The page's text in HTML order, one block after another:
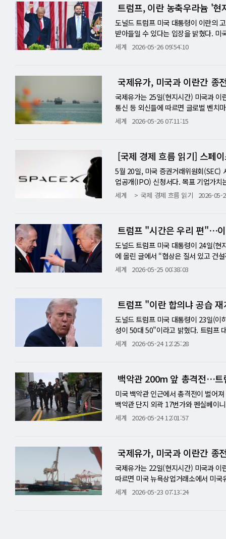
행동'이 외교 협상의 안전판이 될지,
하더라도, 이란이 이를 주권 침해와 휴
관리 가능한 수준으로 묶어둔다면, 종
시장이 동시에 교차하는 전장이다. 협
다. 호르무즈 해협의 긴장이 가라앉
이전 정상 수준의 약 10%에 불과하
을 통한 운송 차질로 글로벌 원유 시
0만배럴 감소했고 이달 말까지 누적
장이 여전히 "강력한 공급 부족 상태"
기술을 보호하는 경제안보 중심의 무
의견서는 중국을 직접 지목하지 않았
국을 겨냥한 것으로 읽힌다. 중국 정
유럽의 전략 산업을 압박하고 있다는
이다. 가장 눈에 띄는 대목은 무역 구
왜곡, 보조금, 덤핑 여부를 따지는 경
국가에 대한 공급망 의존도, 전략 산업
역을 국가안보의 연장선에서 다루는
호를 위해 미국식 대응을 참고해야
역적자 확대를 근거로 한 '중국 충격
하는 제품을 공급한 결과이지, 일방적
업 제품이 기여하고 있다는 점을 강조
럽 산업 경쟁력 약화의 원인이 중국
국식 대중 압박 체계에 본격적으로
벌 공급망을 훼손했다는 것이 중국의
역시 보복 조치에 나설 수 있다는 경고
이 있다. 유럽은 탄소중립 전환을 추진
값싼 중국산 제품은 단기적으로 소비
주장이다. 중국은 자신을 ‘유럽의 파
다. 협력과 보복 가능성을 동시에 내
용이 올라갈 수 있다. 그러나 그대로
급망 안보 사이의 균형을 찾아야 하는
능성이 크다. EU가 5개국의 제안을
에는 값싸고 좋은 제품을 공급하는
냐, 어느 국가에 공급망이 묶여 있느
더 이상 미국만의 노선이 아님을 보여
다. 원유를 실은 '이글 베로나'호 역시
과 이란의 종전 협상과 맞물린 점에 주
양해각서 체결 방안을 놓고 막판 조율
있다. [미니해설] 호르무즈 항로 재개
용에 따르면, 카타르를 출발한 LNG
'알 라이얀'호는 LNG 5만6000t을 싣
발 이후 처음이라는 점에서 주목된다.
검토해야 했다. 그런 상황에서 알 라
스탄으로 향했다는 것은 해협 통항 회
을 보여준다. 원유를 실은 '이글 베로
도착할 것으로 알려졌다. 중국은 세계
무즈 해협이 막히거나 통행 위험이 커
물류가 부분적으로 정상화될 수 있다
유사 재고 전략, 각국 물가 전망까지
미국과 이란은 60일간의 추가 휴전,
을 놓고 치열한 협상을 벌여온 것으로
상 물류의 회복일 가능성이 크다. 에너
도 일부 걷힐 수 있다. 이란 이슬람혁
있음을 시사한다. 한국에도 직접적
의 협의를 거쳐 처음으로 해협을 통
정유·석유화학·발전업계의 비용 구조
만 통항 재개 신호를 곧바로 정상화로
합의가 최종 서명되지 않았고, 이란
은 이미 움직이기 시작했다. 에너지
를 다시 지나기 시작했다는 사실은 미
보여준다.
트럼프, 이란 농축우라늄 '현
도널드 트럼프 미국 대통령이 이란의
받아들일 수 있다는 입장을 밝혔다. 미
처리 방식에서 트럼프 대통령이 유연
0% 우라늄은 무기급 기준인 90%에
호르무즈 해협 재개방과 적대행위 중
라늄 폐기 방식과 대이란 제재 완화 범
을 제안한 가운데, 이날 마코 루비오
협상의 성격을 바꿀 수 있는 신호로
게 밀어붙여 왔다. 이는 단순한 기술
적인 성과였기 때문이다. 그러나 트럼
반출해 폐기하는 방안뿐 아니라, 이란
아들일 수 있다고 밝힌 것이다. 외교
에서 국제사회가 예민하게 보는 대상
협을 낮추는 상징적 장치가 된다. 그
보인다. 미국과 이란은 호르무즈 해협
졌다. 호르무즈 해협은 세계 에너지 물
드는 요인이 된다. 실제로 협상 진전
단계적으로 압박하겠다는 구상이다.
란 핵 문제를 양보해서는 안 되는 안
폐기나 제3국 보관 방식은 검증 실패,
이 '이란 핵 저지'보다 '호르무즈 재개
소비자 물가와 금융시장에 직접적인
구가 될 수 있지만, 그 제3국이 러시
이란 핵물질 처리의 보증인으로 세우
제와 우크라이나 전쟁이 외교 무대에
런 국내외 부담을 의식한 행보로 볼 수
권의 관계 정상화 확대는 중동 질서를
이란에 시간을 벌어주는 조치로 비칠
점은 실질이다. 이란이 핵물질 폐기를
르무즈 해협 재개방과 제재 완화가 어
세계 2026-05-26 09:54:10
국제유가, 미국과 이란간 종
국제유가는 25일(현지시간) 미국과 이
통신 등 외신들에 따르면 글로벌 벤치
30달러를 마감됐다. 서부텍사스산중
타내고 있어 종전합의 전망이 불투명
돼 조만간 구체적인 내뇽을 발표할
두르지 않도록 협상대표단에 지시했
게 될지 여전히 불확실하다고 언급했
기합의를 의미하는 것은 아니다라고
특정 조건을 이행한 후에야 동결자산
고 있다. 한 이란 관리는 이날 워싱턴
제하고 호르무즈 해협에서 기뢰 제거
널리스트 필 플린은 "합의에는 이르지
지적했다. 반면 석유 시장 애널리스트
세계 2026-05-26 07:11:15
[국제 경제 흐름 읽기] 스페
5월 20일, 미국 증권거래위원회(SEC)
업공개(IPO) 신청서다. 목표 기업가
달러 기록을 2.5배 이상 뛰어넘는 인
는 것들, 그리고 그것을 의심하게 만
스X의 2025년 매출은 187억 달러다.
스X의 실질적인 현금 창출 엔진이다.
다. 그러나 손익 계산서를 보면 그림
026년에만 43억 달러의 손실이 발생
수도 있다." IPO 공시에서 자사의 흑
장 불편한 문장이다. 재무제표는 두
로 축적된 우주 발사 경쟁력이다. 다
이야기에 더 높은 값을 매길 것인지가
의 '총 주소 가능 시장(TAM)'을 285억
식 교환(all-stock) 방식으로 인수하
전 세계 위성망과 지상 인프라를 AI
계약에서 드러난다. 스페이스X는 자
9년 5월까지 받는 계약을 맺었다. 한
록(Grok)과 직접 경쟁하는 라이벌이
의결권, 황제의 회사 스페이스X 공시
권 비율이다. 구조는 단순하다. 일반
10표다. 머스크는 클래스 A(Class A)
경영진을 포함한 내부자 전체의 의
세계 국제 경제 흐름 읽기 2026-05-
트럼프 "시간은 우리 편"⋯
도널드 트럼프 미국 대통령이 24일(현
에 올린 글에서 “협상은 질서 있고 건
다”고 말했다. 그는 “시간은 우리 편”
을 확약했다고 보도했다. 트럼프 대
능성도 열어뒀다. [미니해설] '느린 협
종전 협상을 앞두고 속도 조절에 들어
그는 24일(현지시간)에는 "서둘러 합
에 서명하기 전까지는 이란을 향한 해
의 양보를 기다리는 쪽이라는 메시지
러나 트럼프 대통령은 협상 속도가
지" 해상 봉쇄는 전면 효력을 유지하
리전이기도 하다. 트럼프 대통령은 이
는 2015년 버락 오바마 행정부가 체
스라엘 진영에서는 "조기 종전을 위
를 먼저 체결한 뒤 핵 문제는 30일 또
"서두르지 않겠다"는 표현을 통해 협
라엘을 향한 메시지도 뚜렷하다. 이스
세계 2026-05-25 00:38:03
트럼프 "이란 합의냐 공습
도널드 트럼프 미국 대통령이 23일(이
성이 50대 50"이라고 밝혔다. 트럼프
재러드 쿠슈너, JD 밴스 부통령과 논
결정할 것으로 알려졌다. 그는 CBS
타격을 받게 될 것이라고 경고했다. [
협상이 마지막 문턱에 다가섰지만, 그
간) 밝힌 "50대 50"이라는 표현은 협
전화 통화에서 "좋은 합의를 할지, 아
다. 트럼프 대통령이 언급한 '이란의
합의한 뒤, 같은 달 11∼12일 이슬라마
협상의 두 번째 분수령이다. 이란, "합
송에 따르면 에스마일 바가이 이란 외
세계 2026-05-24 12:25:28
백악관 200m 앞 총격전⋯트
미국 백악관 인근에서 총격전이 벌어
백악관 단지 외곽 17번가와 펜실베이
다. 비밀경호국 요원들은 즉각 대응
긴급 대피했다. [미니해설] 백악관
도심 총기 사건을 넘어 미국 대통령 경
애비뉴 NW 교차로 부근으로, 백악관
약 200m에 불과하다. 용의자는 검문
세계 2026-05-24 12:01:57
국제유가, 미국과 이란간 종
국제유가는 22일(현지시간) 미국과 이
따르면 미국 뉴욕상업거래소에서 미
마감됐다. 글로벌 벤치마크인 북해산
세계 2026-05-23 07:13:24